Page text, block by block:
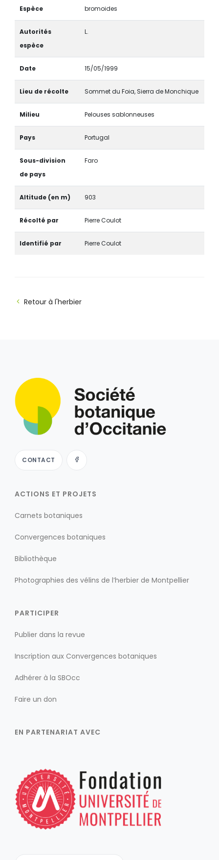
Espèce bromoides
Autorités
espèce
L.
Date 15/05/1999
Lieu de récolte Sommet du Foia, Sierra de Monchique
Milieu Pelouses sablonneuses
Pays Portugal
Sous-division
de pays
Faro
Altitude (en m) 903
Récolté par Pierre Coulot
Identifié par Pierre Coulot
Retour à l'herbier
CONTACT
ACTIONS ET PROJETS
Carnets botaniques
Convergences botaniques
Bibliothèque
Photographies des vélins de l’herbier de Montpellier
PARTICIPER
Publier dans la revue
Inscription aux Convergences botaniques
Adhérer à la SBOcc
Faire un don
EN PARTENARIAT AVEC